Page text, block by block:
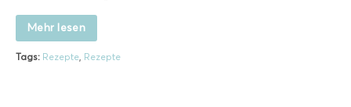
Mehr lesen
Tags: Rezepte, Rezepte